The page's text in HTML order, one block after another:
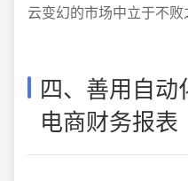
云变幻的市场中立于不败
四、善用自动
电商财务报表